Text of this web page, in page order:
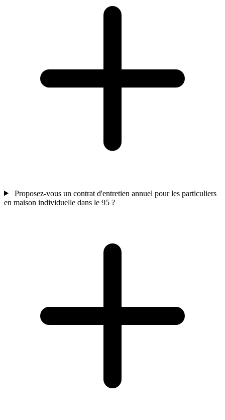
Proposez-vous un contrat d'entretien annuel pour les particuliers
en maison individuelle dans le 95 ?